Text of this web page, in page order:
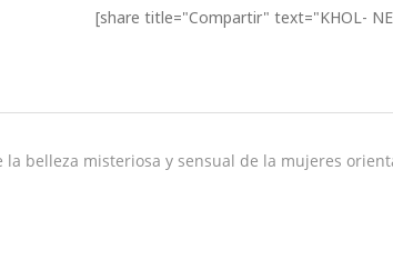
[share title="Compartir" text="KHOL-
belleza misteriosa y sensual de la mujeres